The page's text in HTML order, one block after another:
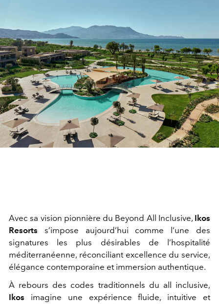
Avec sa vision pionnière du Beyond All Inclusive, Ikos
Resorts s’impose aujourd’hui comme l’une des
signatures les plus désirables de l’hospitalité
méditerranéenne, réconciliant excellence du service,
élégance contemporaine et immersion authentique.
À rebours des codes traditionnels du all inclusive,
Ikos imagine une expérience fluide, intuitive et